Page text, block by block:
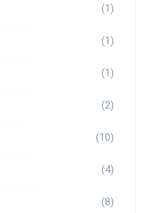
(1)
(1)
(1)
(2)
(10)
(4)
(8)